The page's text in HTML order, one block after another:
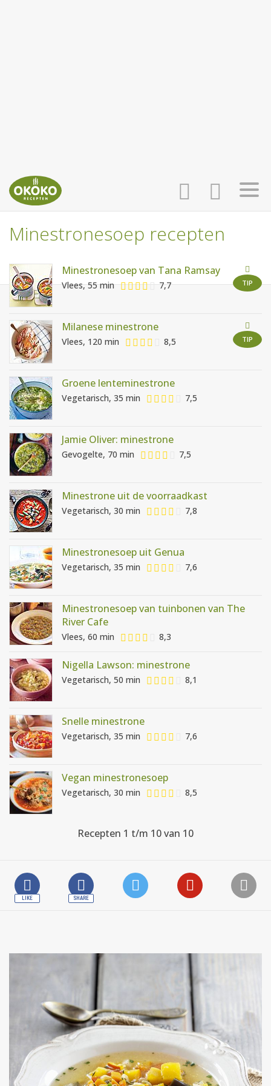
INLOGGEN
AANMELDEN
HOME
RECEPTEN
WEEKMENU'S
Minestronesoep recepten
TIP
Minestronesoep van Tana Ramsay
Vlees, 55 min 7,7
TIP
Milanese minestrone
Vlees, 120 min 8,5
Groene lenteminestrone
Vegetarisch, 35 min 7,5
Jamie Oliver: minestrone
Gevogelte, 70 min 7,5
Minestrone uit de voorraadkast
Vegetarisch, 30 min 7,8
Minestronesoep uit Genua
Vegetarisch, 35 min 7,6
Minestronesoep van tuinbonen van The
River Cafe
Vlees, 60 min 8,3
Nigella Lawson: minestrone
Vegetarisch, 50 min 8,1
Snelle minestrone
Vegetarisch, 35 min 7,6
Vegan minestronesoep
Vegetarisch, 30 min 8,5
Recepten 1 t/m 10 van 10